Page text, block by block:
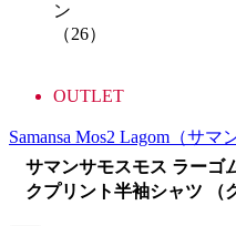
ン
（26）
OUTLET
Samansa Mos2 Lagom （サマ
サマンサモスモス ラーゴ
クプリント半袖シャツ （